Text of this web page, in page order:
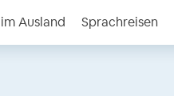
Ausland Sprachreisen